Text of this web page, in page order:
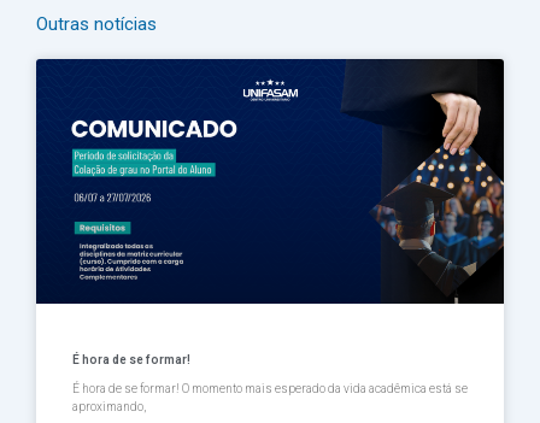
Outras notícias
É hora de se formar!
É hora de se formar! O momento mais esperado da vida acadêmica está se
aproximando,
PáginaPágina
PáginaPáginaPágina